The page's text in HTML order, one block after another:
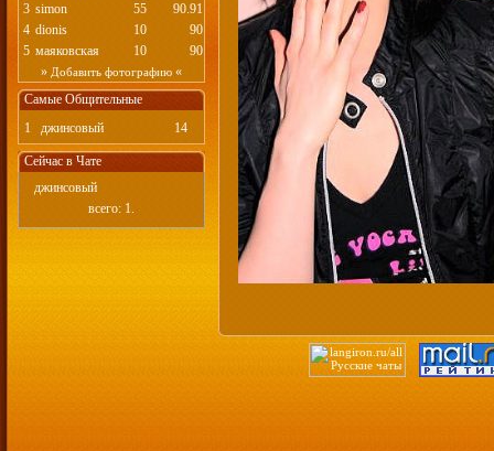
3 simon 55
90.91
4 dionis 10
90
5 маяковская 10
90
» Добавить фотографию «
Самые Общительные
1
джинсовый 14
Сейчас в Чате
джинсовый
всего: 1.